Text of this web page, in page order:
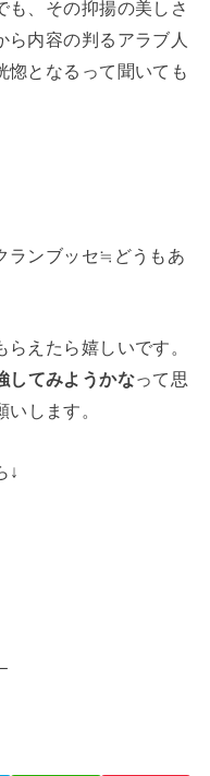
も、その抑揚の美しさ
ら内容の判るアラブ人
惚となるって聞いても
ランブッセ≒どうもあ
えたら嬉しいです。
してみようかなって思
いします。
↓